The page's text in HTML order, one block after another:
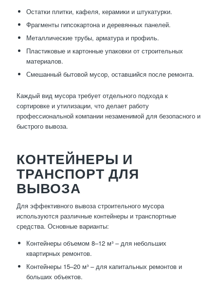
Остатки плитки, кафеля, керамики и штукатурки.
Фрагменты гипсокартона и деревянных панелей.
Металлические трубы, арматура и профиль.
Пластиковые и картонные упаковки от строительных
материалов.
Смешанный бытовой мусор, оставшийся после ремонта.
Каждый вид мусора требует отдельного подхода к
сортировке и утилизации, что делает работу
профессиональной компании незаменимой для безопасного и
быстрого вывоза.
КОНТЕЙНЕРЫ И
ТРАНСПОРТ ДЛЯ
ВЫВОЗА
Для эффективного вывоза строительного мусора
используются различные контейнеры и транспортные
средства. Основные варианты:
Контейнеры объемом 8–12 м³ – для небольших
квартирных ремонтов.
Контейнеры 15–20 м³ – для капитальных ремонтов и
больших объектов.